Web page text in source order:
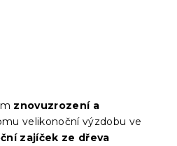
znovuzrození a
velikonoční výzdobu ve
zajíček ze dřeva